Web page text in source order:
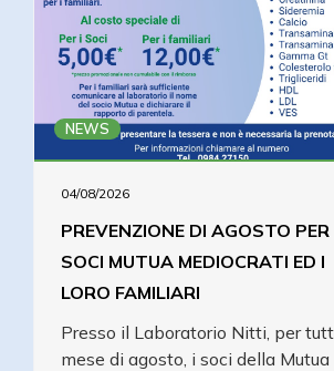
NEWS
04/08/2026
PREVENZIONE DI AGOSTO PER
SOCI MUTUA MEDIOCRATI ED I
LORO FAMILIARI
Presso il Laboratorio Nitti, per
mese di agosto, i soci della Mutua